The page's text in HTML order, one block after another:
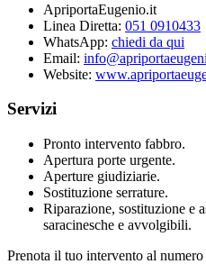
ApriportaEugenio.it
Linea Diretta: 051 0910433
WhatsApp: chiedi da qui
Email:
Website:
Servizi
Pronto intervento fabbro.
Apertura porte urgente.
Aperture giudiziarie.
Sostituzione serrature.
Riparazione, sostituzione e
saracinesche e avvolgibili.
Prenota il tuo intervento al numero